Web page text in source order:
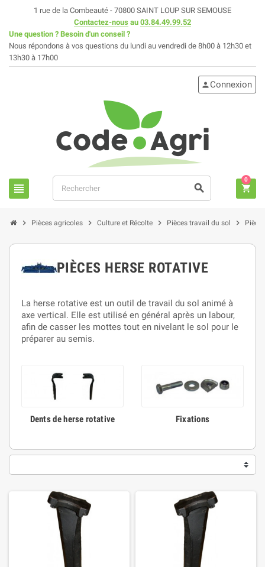
1 rue de la Combeauté - 70800 SAINT LOUP SUR SEMOUSE
Contactez-nous au 03.84.49.99.52
Une question ? Besoin d'un conseil ?
Nous répondons à vos questions du lundi au vendredi de 8h00 à 12h30 et
13h30 à 17h00
view_headline search
person Connexion
shopping_cart
0
chevron_right Pièces agricoles chevron_right Culture et Récolte chevron_right Pièces travail du sol chevron_right
PIÈCES HERSE ROTATIVE
La herse rotative est un outil de travail du sol animé à
axe vertical. Elle est utilisé en général après un labour,
afin de casser les mottes tout en nivelant le sol pour le
préparer au semis.
Dents de herse rotative Fixations